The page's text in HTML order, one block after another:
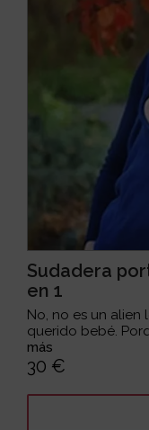
Sudadera
en 1
No, no es un alien
querido bebé.
más
30 €